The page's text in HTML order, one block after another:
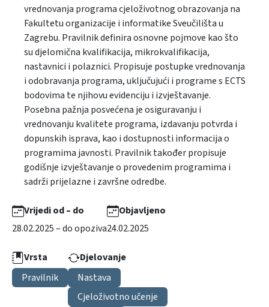
vrednovanja programa cjeloživotnog obrazovanja na
Fakultetu organizacije i informatike Sveučilišta u
Zagrebu. Pravilnik definira osnovne pojmove kao što
su djelomična kvalifikacija, mikrokvalifikacija,
nastavnici i polaznici. Propisuje postupke vrednovanja
i odobravanja programa, uključujući i programe s ECTS
bodovima te njihovu evidenciju i izvještavanje.
Posebna pažnja posvećena je osiguravanju i
vrednovanju kvalitete programa, izdavanju potvrda i
dopunskih isprava, kao i dostupnosti informacija o
programima javnosti. Pravilnik također propisuje
godišnje izvještavanje o provedenim programima i
sadrži prijelazne i završne odredbe.
Vrijedi od – do
28.02.2025 – do opoziva
Objavljeno
24.02.2025
Vrsta
Pravilnik
Djelovanje
Nastava
Cjeloživotno učenje